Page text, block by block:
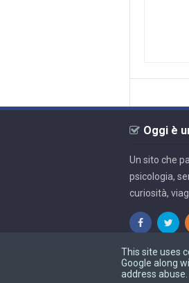
Oggi è
Un sito che
psicologia,
curiosità,
Copyright ©
This site uses
Google along
address abuse.